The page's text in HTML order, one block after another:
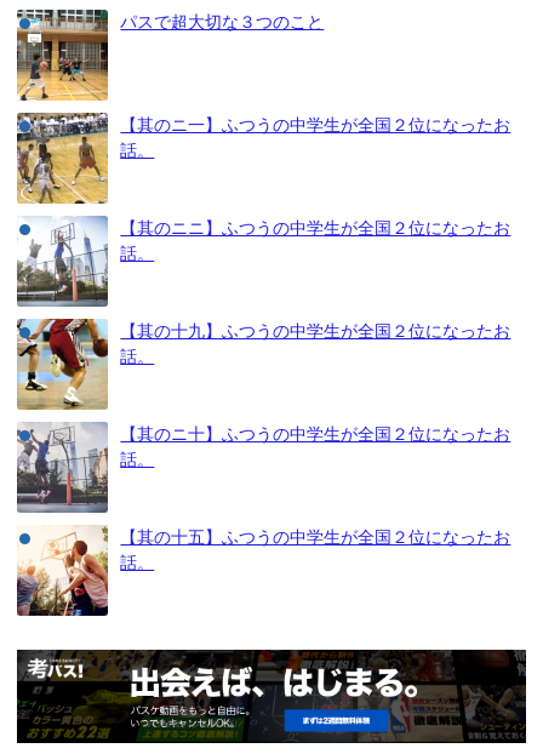
パスで超大切な３つのこと
【其のニ一】ふつうの中学生が全国２位になったお
話。
【其のニニ】ふつうの中学生が全国２位になったお
話。
【其の十九】ふつうの中学生が全国２位になったお
話。
【其のニ十】ふつうの中学生が全国２位になったお
話。
【其の十五】ふつうの中学生が全国２位になったお
話。